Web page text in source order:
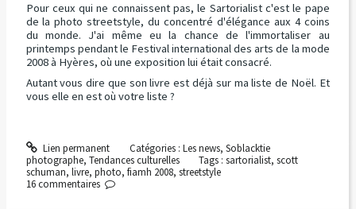
Pour ceux qui ne connaissent pas, le Sartorialist c'est le pape
de la photo streetstyle, du concentré d'élégance aux 4 coins
du monde. J'ai même eu la chance de l'immortaliser au
printemps pendant le Festival international des arts de la mode
2008 à Hyères, où une exposition lui était consacré.
Autant vous dire que son livre est déjà sur ma liste de Noël. Et
vous elle en est où votre liste ?
Lien permanent Catégories : Les news, Soblacktie
photographe, Tendances culturelles Tags :sartorialist,scott
schuman, livre, photo, fiamh 2008, streetstyle
16 commentaires